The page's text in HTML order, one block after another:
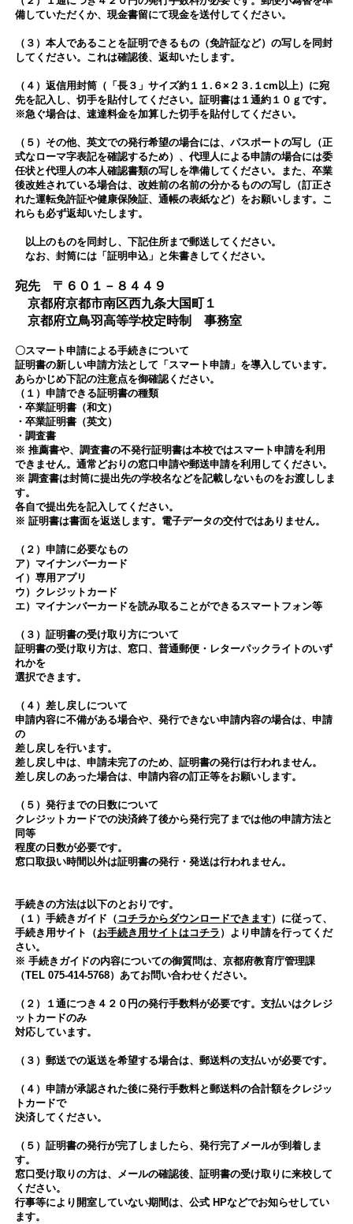
備していただくか、現金書留にて現金を送付してください。
（３）本人であることを証明できるもの（免許証など）の写しを同封
してください。これは確認後、返却いたします。
（４）返信用封筒（「長３」サイズ約１１.６×２３.１cm以上）に宛
先を記入し、切手を貼付してください。証明書は１通約１０ｇです。
※急ぐ場合は、速達料金を加算した切手を貼付してください。
（５）その他、英文での発行希望の場合には、パスポートの写し（正
式なローマ字表記を確認するため）、代理人による申請の場合には委
任状と代理人の本人確認書類の写しを準備してください。また、卒業
後改姓されている場合は、改姓前の名前の分かるものの写し（訂正さ
れた運転免許証や健康保険証、通帳の表紙など）をお願いします。こ
れらも必ず返却いたします。
以上のものを同封し、下記住所まで郵送してください。
なお、封筒には「証明申込」と朱書きしてください。
宛先 〒６０１－８４４９
京都府京都市南区西九条大国町１
京都府立鳥羽高等学校定時制 事務室
〇スマート申請による手続きについて
証明書の新しい申請方法として「スマート申請」を導入しています。
あらかじめ下記の注意点を御確認ください。
（１）申請できる証明書の種類
・卒業証明書（和文）
・卒業証明書（英文）
・調査書
※ 推薦書や、調査書の不発行証明書は本校ではスマート申請を利用
できません。通常どおりの窓口申請や郵送申請を利用してください。
※ 調査書は封筒に提出先の学校名などを記載しないものをお渡ししま
す。
各自で提出先を記入してください。
※ 証明書は書面を返送します。電子データの交付ではありません。
（２）申請に必要なもの
ア）マイナンバーカード
イ）専用アプリ
ウ）クレジットカード
エ）マイナンバーカードを読み取ることができるスマートフォン等
（３）証明書の受け取り方について
証明書の受け取り方は、窓口、普通郵便・レターパックライトのいず
れかを
選択できます。
（４）差し戻しについて
申請内容に不備がある場合や、発行できない申請内容の場合は、申請
の
差し戻しを行います。
差し戻し中は、申請未完了のため、証明書の発行は行われません。
差し戻しのあった場合は、申請内容の訂正等をお願いします。
（５）発行までの日数について
クレジットカードでの決済終了後から発行完了までは他の申請方法と
同等
程度の日数が必要です。
窓口取扱い時間以外は証明書の発行・発送は行われません。
手続きの方法は以下のとおりです。
（１）手続きガイド（ コチラからダウンロードできます）に従って、
手続き用サイト（お手続き用サイトはコチラ ）より申請を行ってくだ
さい。
※ 手続きガイドの内容についての御質問は、京都府教育庁管理課
（TEL 075-414-5768）あてお問い合わせください。
（２）１通につき４２０円の発行手数料が必要です。支払いはクレジ
ットカードのみ
対応しています。
（３）郵送での返送を希望する場合は、郵送料の支払いが必要です。
（４）申請が承認された後に発行手数料と郵送料の合計額をクレジッ
トカードで
決済してください。
（５）証明書の発行が完了しましたら、発行完了メールが到着しま
す。
窓口受け取りの方は、メールの確認後、証明書の受け取りに来校して
ください。
行事等により開室していない期間は、公式 HPなどでお知らせしてい
ます。